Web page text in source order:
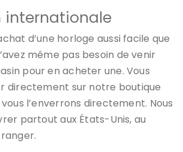
internationale
d’une horloge aussi facile que
même pas besoin de venir
pour en acheter une. Vous
directement sur notre boutique
l’enverrons directement. Nous
partout aux États-Unis, au